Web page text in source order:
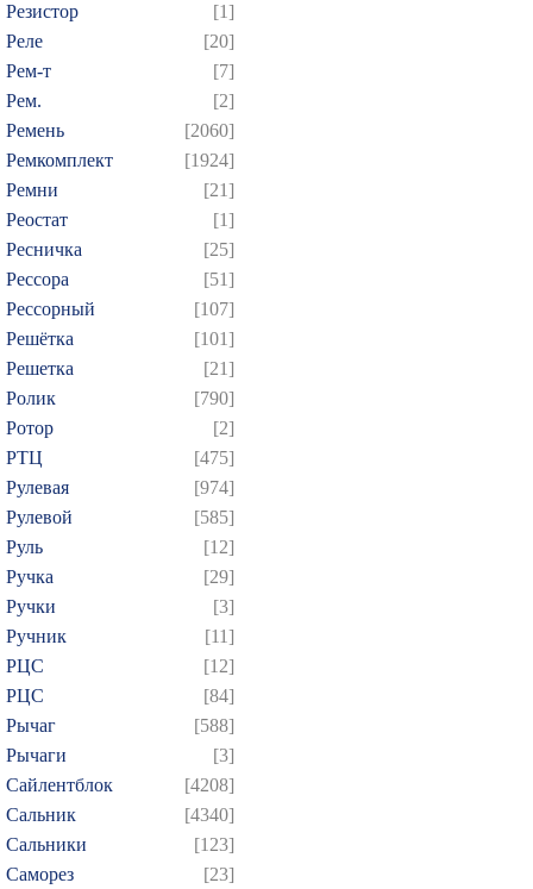
Резистор
[1]
Реле
[20]
Рем-т
[7]
Рем.
[2]
Ремень
[2060]
Ремкомплект
[1924]
Ремни
[21]
Реостат
[1]
Ресничка
[25]
Рессора
[51]
Рессорный
[107]
Решётка
[101]
Решетка
[21]
Ролик
[790]
Ротор
[2]
РТЦ
[475]
Рулевая
[974]
Рулевой
[585]
Руль
[12]
Ручка
[29]
Ручки
[3]
Ручник
[11]
РЦC
[12]
РЦС
[84]
Рычаг
[588]
Рычаги
[3]
Сайлентблок
[4208]
Сальник
[4340]
Сальники
[123]
Саморез
[23]